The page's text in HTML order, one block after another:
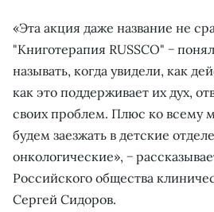
«Эта акция даже название не
"Книготерапия RUSSCO" −
называть, когда увидели, как
как это поддерживает их дух,
своих проблем. Плюс ко всему
будем заезжать в детские
онкологические», −
Российского общества
Сергей Сидоров.